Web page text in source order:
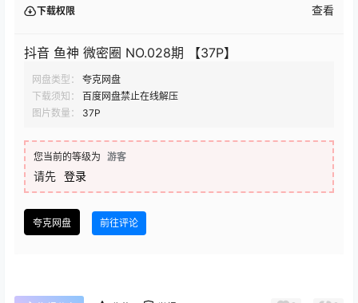
下载权限 查看
抖音 鱼神 微密圈 NO.028期 【37P】
网盘类型：
夸克网盘
下载须知：
百度网盘禁止在线解压
图片数量：
37P
您当前的等级为 游客
请先 登录
夸克网盘 前往评论